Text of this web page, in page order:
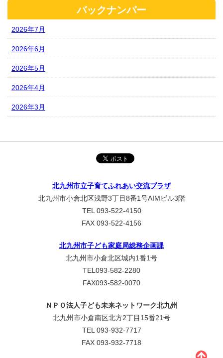
バックナンバー
2026年7月
2026年6月
2026年5月
2026年4月
2026年3月
北九州市立子育てふれあい交流プラザ
北九州市小倉北区浅野3丁目8番1号AIMビル3階
TEL 093-522-4150
FAX 093-522-4156
北九州市子ども家庭局総務企画課
北九州市小倉北区城内1番1号
TEL093-582-2280
FAX093-582-0070
ＮＰＯ法人子ども未来ネットワーク北九州
北九州市小倉南区北方2丁目15番21号
TEL 093-932-7717
FAX 093-932-7718